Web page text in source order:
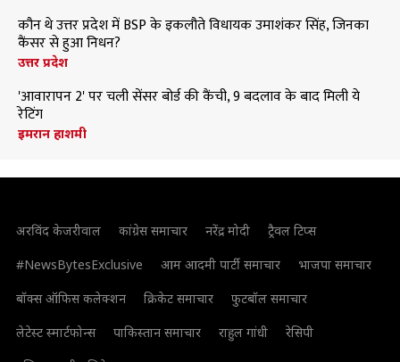
कौन थे उत्तर प्रदेश में BSP के इकलौते विधायक उमाशंकर सिंह, जिनका
कैंसर से हुआ निधन?
उत्तर प्रदेश
'आवारापन 2' पर चली सेंसर बोर्ड की कैंची, 9 बदलाव के बाद मिली ये
रेटिंग
इमरान हाशमी
अरविंद केजरीवाल कांग्रेस समाचार नरेंद्र मोदी
ट्रैवल टिप्स
#NewsBytesExclusive
आम आदमी पार्टी समाचार
भाजपा समाचार
बॉक्स ऑफिस कलेक्शन
क्रिकेट समाचार
फुटबॉल समाचार
लेटेस्ट स्मार्टफोन्स
पाकिस्तान समाचार राहुल गांधी
रेसिपी